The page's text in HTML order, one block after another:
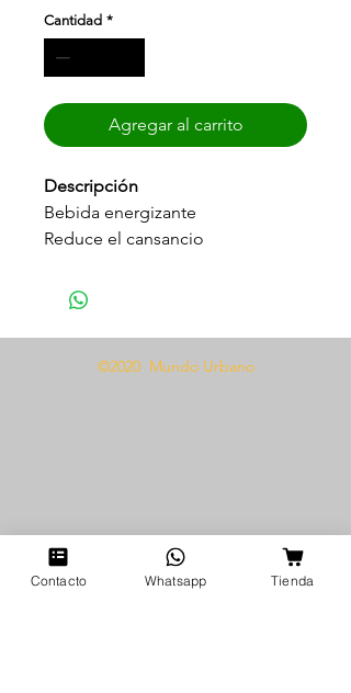
Cantidad *
Agregar al carrito
Descripción
Bebida energizante
Reduce el cansancio
Potencia la vitalidad femenina
Modo de uso©2020 Mundo Urbano
Contacto Whatsapp Tienda